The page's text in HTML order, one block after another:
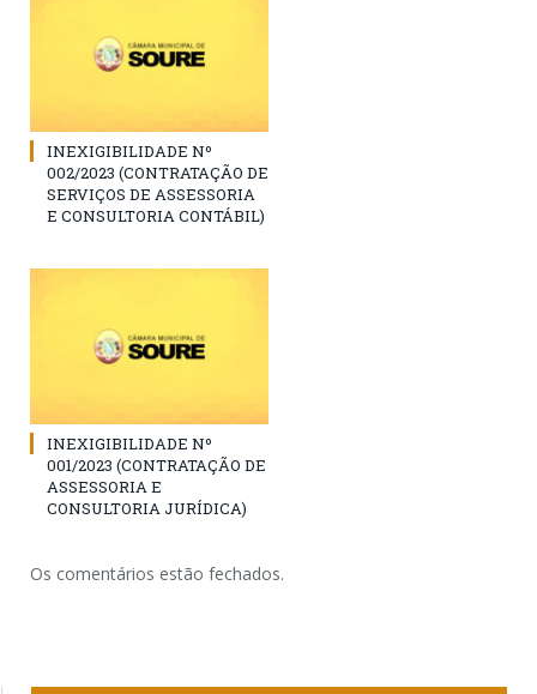
INEXIGIBILIDADE Nº
002/2023 (CONTRATAÇÃO DE
SERVIÇOS DE ASSESSORIA
E CONSULTORIA CONTÁBIL)
INEXIGIBILIDADE Nº
001/2023 (CONTRATAÇÃO DE
ASSESSORIA E
CONSULTORIA JURÍDICA)
Os comentários estão fechados.